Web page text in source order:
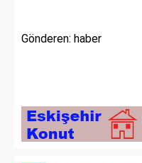
Gönderen: haber